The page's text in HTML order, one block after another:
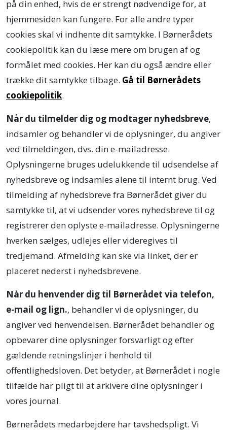
på din enhed, hvis de er strengt nødvendige for, at
hjemmesiden kan fungere. For alle andre typer
cookies skal vi indhente dit samtykke. I Børnerådets
cookiepolitik kan du læse mere om brugen af og
formålet med cookies. Her kan du også ændre eller
trække dit samtykke tilbage. Gå til Børnerådets
cookiepolitik.
Når du tilmelder dig og modtager nyhedsbreve,
indsamler og behandler vi de oplysninger, du angiver
ved tilmeldingen, dvs. din e-mailadresse.
Oplysningerne bruges udelukkende til udsendelse af
nyhedsbreve og indsamles alene til internt brug. Ved
tilmelding af nyhedsbreve fra Børnerådet giver du
samtykke til, at vi udsender vores nyhedsbreve til og
registrerer den oplyste e-mailadresse. Oplysningerne
hverken sælges, udlejes eller videregives til
tredjemand. Afmelding kan ske via linket, der er
placeret nederst i nyhedsbrevene.
Når du henvender dig til Børnerådet via telefon,
e-mail og lign., behandler vi de oplysninger, du
angiver ved henvendelsen. Børnerådet behandler og
opbevarer dine oplysninger forsvarligt og efter
gældende retningslinjer i henhold til
offentlighedsloven. Det betyder, at Børnerådet i nogle
tilfælde har pligt til at arkivere dine oplysninger i
vores journal.
Børnerådets medarbejdere har tavshedspligt. Vi